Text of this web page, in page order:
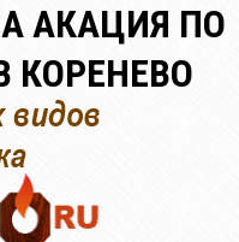
АКАЦИЯ ПО
КОРЕНЕВО